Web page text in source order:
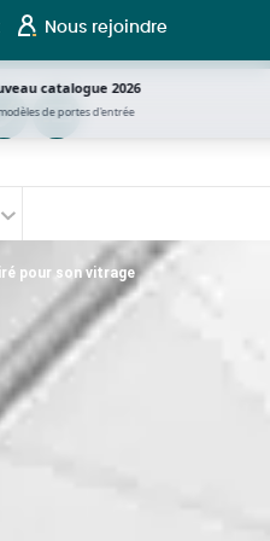
Nous rejoindre
Contact
pour son vitrage
2026
d'entrée